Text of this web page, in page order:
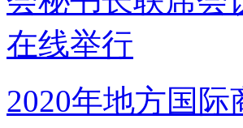
2020年地方国